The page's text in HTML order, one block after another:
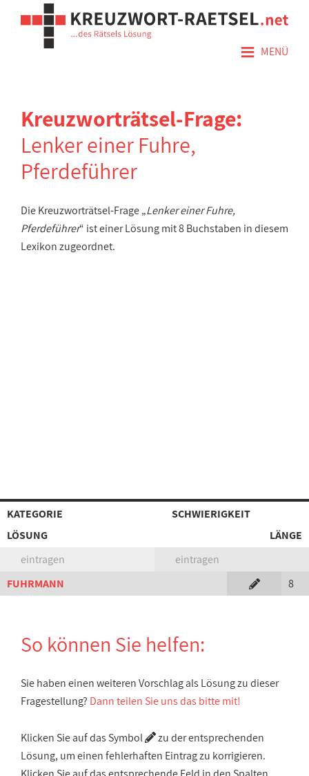
≡ MENÜ
Kreuzworträtsel-Frage:
Lenker einer Fuhre,
Pferdeführer
Die Kreuzworträtsel-Frage „Lenker einer Fuhre,
Pferdeführer“ ist einer Lösung mit 8 Buchstaben in diesem
Lexikon zugeordnet.
KATEGORIE
SCHWIERIGKEIT
LÖSUNG
LÄNGE
eintragen
eintragen
FUHRMANN
8
So können Sie helfen:
Sie haben einen weiteren Vorschlag als Lösung zu dieser
Fragestellung? Dann teilen Sie uns das bitte mit!
Klicken Sie auf das Symbol
zu der entsprechenden
Lösung, um einen fehlerhaften Eintrag zu korrigieren.